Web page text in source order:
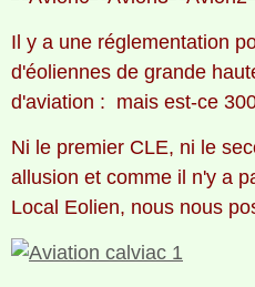
Il y a une réglementation
d'éoliennes de grande
d'aviation : mais est-ce
Ni le premier CLE, ni le
allusion et comme il n'y a
Local Eolien, nous nous